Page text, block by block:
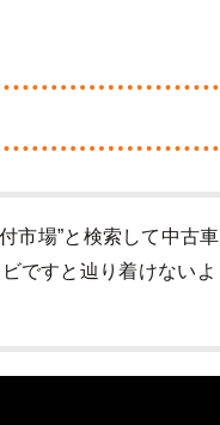
市場”と検索して中古車
ですと辿り着けないよ